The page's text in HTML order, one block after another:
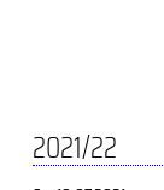
2021/22